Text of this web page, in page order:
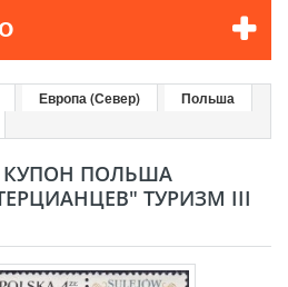
Европа (Север)
Польша
КУПОН ПОЛЬША
ТУРИЗМ III